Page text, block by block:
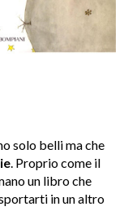
solo belli ma che
. Proprio come il
un libro che
in un altro